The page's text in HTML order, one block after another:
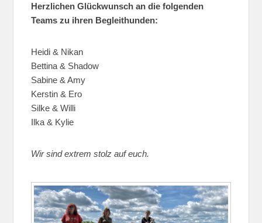
Herzlichen Glückwunsch an die folgenden
Teams zu ihren Begleithunden:
Heidi & Nikan
Bettina & Shadow
Sabine & Amy
Kerstin & Ero
Silke & Willi
Ilka & Kylie
Wir sind extrem stolz auf euch.